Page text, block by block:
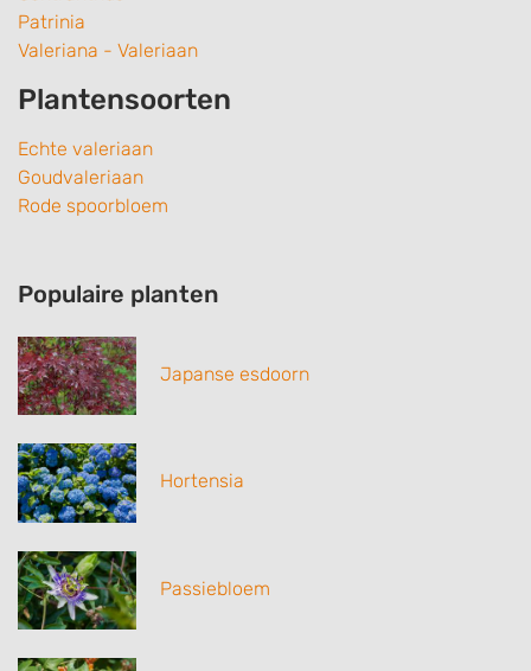
Patrinia
Valeriana - Valeriaan
Plantensoorten
Echte valeriaan
Goudvaleriaan
Rode spoorbloem
Populaire planten
Japanse esdoorn
Hortensia
Passiebloem